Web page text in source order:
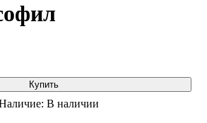
Купить
В наличии